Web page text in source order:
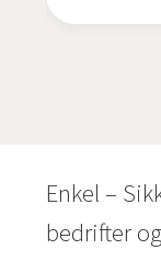
Enkel –
bedrifter